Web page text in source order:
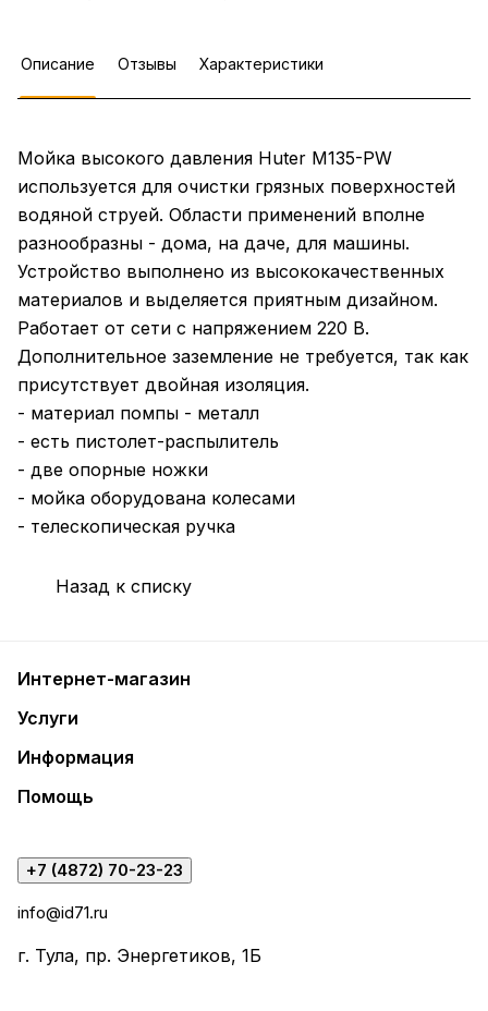
Описание Отзывы Характеристики
Мойка высокого давления Huter M135-PW
используется для очистки грязных поверхностей
водяной струей. Области применений вполне
разнообразны - дома, на даче, для машины.
Устройство выполнено из высококачественных
материалов и выделяется приятным дизайном.
Работает от сети с напряжением 220 В.
Дополнительное заземление не требуется, так как
присутствует двойная изоляция.
- материал помпы - металл
- есть пистолет-распылитель
- две опорные ножки
- мойка оборудована колесами
- телескопическая ручка
Назад к списку
Интернет-магазин
Услуги
Информация
Помощь
+7 (4872) 70-23-23
info@id71.ru
г. Тула, пр. Энергетиков, 1Б